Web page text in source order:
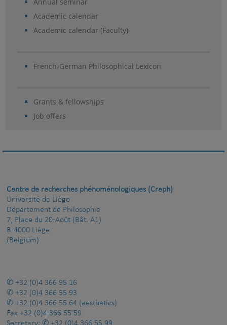
Academic calendar
Academic calendar (Faculty)
French-German Philosophical Lexicon
Grants & fellowships
Job offers
Centre de recherches phénoménologiques (Creph)
Université de Liège
Département de Philosophie
7, Place du 20-Août (Bât. A1)
B-4000 Liège
(Belgium)
+32 (0)4 366 95 16
+32 (0)4 366 55 93
+32 (0)4 366 55 64 (aesthetics)
Fax +32 (0)4 366 55 59